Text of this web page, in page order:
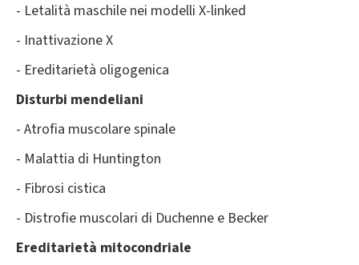
- Letalità maschile nei modelli X-linked
- Inattivazione X
- Ereditarietà oligogenica
Disturbi mendeliani
- Atrofia muscolare spinale
- Malattia di Huntington
- Fibrosi cistica
- Distrofie muscolari di Duchenne e Becker
Ereditarietà mitocondriale